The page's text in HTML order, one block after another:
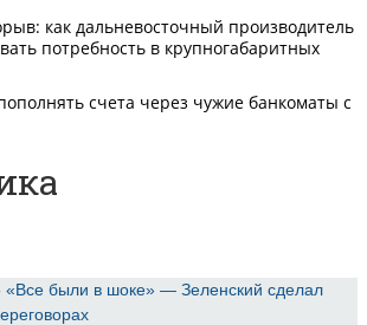
«Все были в шоке» — Зеленский сделал